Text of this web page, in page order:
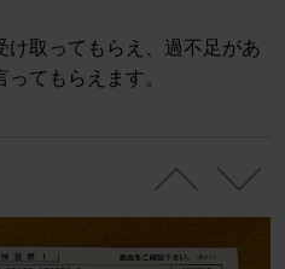
け取ってもらえ、過不足があ
てもらえます。